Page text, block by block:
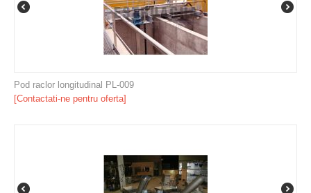
Pod raclor longitudinal PL-009
[Contactati-ne pentru oferta]